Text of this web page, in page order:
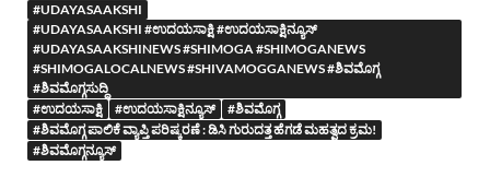
#UDAYASAAKSHI
#UDAYASAAKSHI #ಉದಯಸಾಕ್ಷಿ #ಉದಯಸಾಕ್ಷಿನ್ಯೂಸ್
#UDAYASAAKSHINEWS #SHIMOGA #SHIMOGANEWS
#SHIMOGALOCALNEWS #SHIVAMOGGANEWS #ಶಿವಮೊಗ್ಗ
#ಶಿವಮೊಗ್ಗಸುದ್ದಿ
#ಉದಯಸಾಕ್ಷಿ
#ಉದಯಸಾಕ್ಷಿನ್ಯೂಸ್
#ಶಿವಮೊಗ್ಗ
#ಶಿವಮೊಗ್ಗ ಪಾಲಿಕೆ ವ್ಯಾಪ್ತಿ ಪರಿಷ್ಕರಣೆ : ಡಿಸಿ ಗುರುದತ್ತ ಹೆಗಡೆ ಮಹತ್ವದ ಕ್ರಮ!
#ಶಿವಮೊಗ್ಗನ್ಯೂಸ್